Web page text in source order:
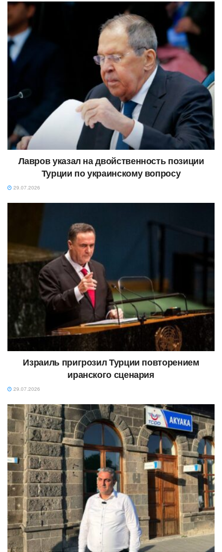
Лавров указал на двойственность позиции
Турции по украинскому вопросу
29.07.2026
Израиль пригрозил Турции повторением
иранского сценария
29.07.2026